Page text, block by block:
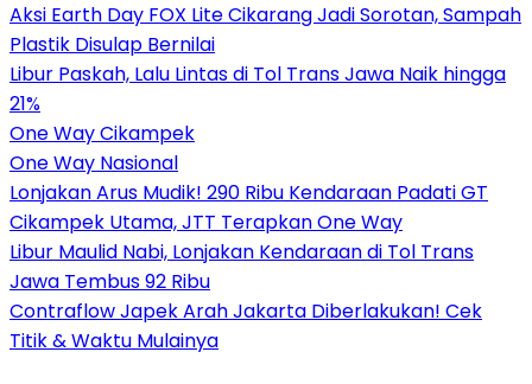
Aksi Earth Day FOX Lite Cikarang Jadi Sorotan, Sampah
Plastik Disulap Bernilai
Libur Paskah, Lalu Lintas di Tol Trans Jawa Naik hingga
21%
One Way Cikampek
One Way Nasional
Lonjakan Arus Mudik! 290 Ribu Kendaraan Padati GT
Cikampek Utama, JTT Terapkan One Way
Libur Maulid Nabi, Lonjakan Kendaraan di Tol Trans
Jawa Tembus 92 Ribu
Contraflow Japek Arah Jakarta Diberlakukan! Cek
Titik & Waktu Mulainya